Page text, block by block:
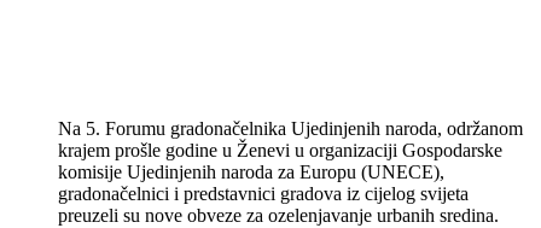
Na 5. Forumu gradonačelnika Ujedinjenih naroda, održanom
krajem prošle godine u Ženevi u organizaciji Gospodarske
komisije Ujedinjenih naroda za Europu (UNECE),
gradonačelnici i predstavnici gradova iz cijelog svijeta
preuzeli su nove obveze za ozelenjavanje urbanih sredina.